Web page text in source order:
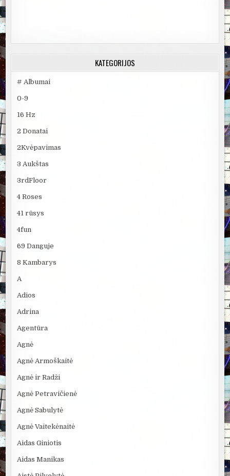
KATEGORIJOS
# Albumai
0-9
16 Hz
2 Donatai
2Kvėpavimas
3 Aukštas
3rdFloor
4 Roses
41 rūsys
4fun
69 Danguje
8 Kambarys
A
Adios
Adrina
Agentūra
Agnė
Agnė Armoškaitė
Agnė ir Radži
Agnė Petravičienė
Agnė Sabulytė
Agnė Vaitekėnaitė
Aidas Giniotis
Aidas Manikas